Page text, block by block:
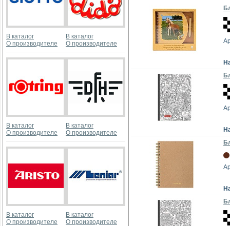
В каталог
О производителе
В каталог
О производителе
В каталог
О производителе
В каталог
О производителе
В каталог
О производителе
В каталог
О производителе